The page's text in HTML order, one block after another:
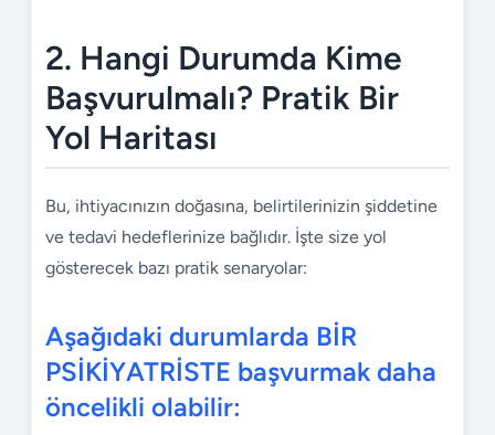
2. Hangi Durumda Kime
Başvurulmalı? Pratik Bir
Yol Haritası
Bu, ihtiyacınızın doğasına, belirtilerinizin şiddetine
ve tedavi hedeflerinize bağlıdır. İşte size yol
gösterecek bazı pratik senaryolar:
Aşağıdaki durumlarda BİR
PSİKİYATRİSTE başvurmak daha
öncelikli olabilir: